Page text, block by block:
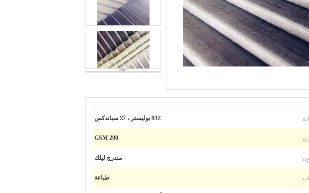
93٪ بوليستر ، 7٪ سباندكس
290 GSM
متدرج ليلك
طباعة